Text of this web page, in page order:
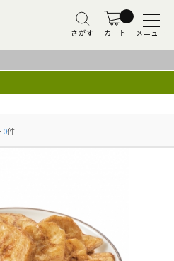
さがす カート メニュー
0件